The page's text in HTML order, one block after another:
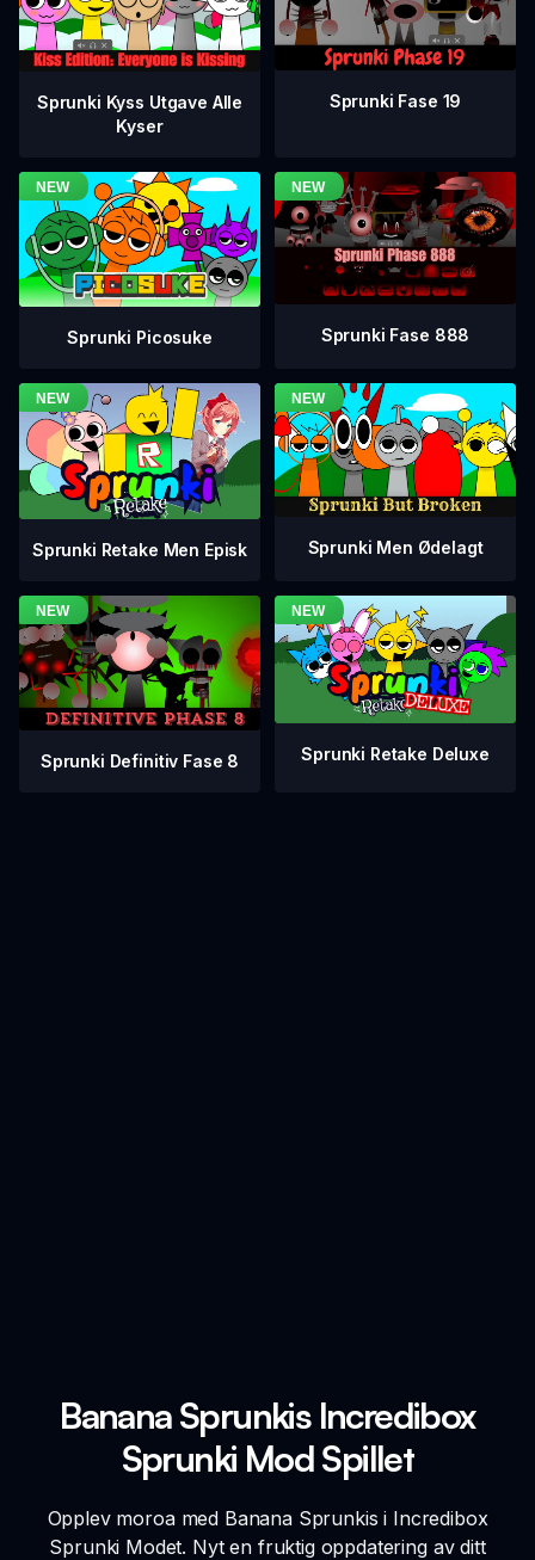
Sprunki Kyss Utgave Alle
Kyser
Sprunki Fase 19
Sprunki Picosuke Sprunki Fase 888
Sprunki Retake Men Episk Sprunki Men Ødelagt
Sprunki Definitiv Fase 8 Sprunki Retake Deluxe
Banana Sprunkis Incredibox
Sprunki Mod Spillet
Opplev moroa med Banana Sprunkis i Incredibox
Sprunki Modet. Nyt en fruktig oppdatering av ditt